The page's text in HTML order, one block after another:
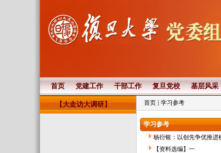
首页 党建工作 干部工作 复旦党校 基层风采
【大走访大调研】 首页 学习参考
学习参考
杨衍银：以创先争优推进
【资料选编】一